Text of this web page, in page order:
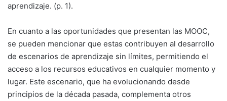
aprendizaje. (p. 1).
En cuanto a las oportunidades que presentan las MOOC,
se pueden mencionar que estas contribuyen al desarrollo
de escenarios de aprendizaje sin límites, permitiendo el
acceso a los recursos educativos en cualquier momento y
lugar. Este escenario, que ha evolucionando desde
principios de la década pasada, complementa otros